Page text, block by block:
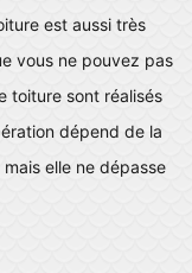
est aussi très
vous ne pouvez pas
toiture sont réalisés
dépend de la
elle ne dépasse